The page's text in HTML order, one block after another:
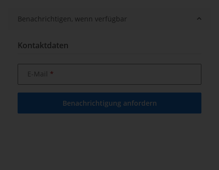
Benachrichtigen, wenn verfügbar
Kontaktdaten
E-Mail
Benachrichtigung anfordern